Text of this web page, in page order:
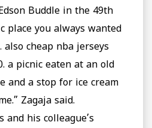
Buddle in the 49th
place you always wanted
cheap nba jerseys
a picnic eaten at an old
and a stop for ice cream
Zagaja said.
and his colleague’s